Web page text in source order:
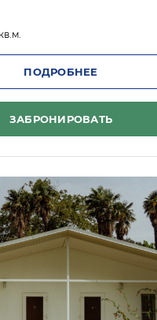
кв.м.
ПОДРОБНЕЕ
ЗАБРОНИРОВАТЬ